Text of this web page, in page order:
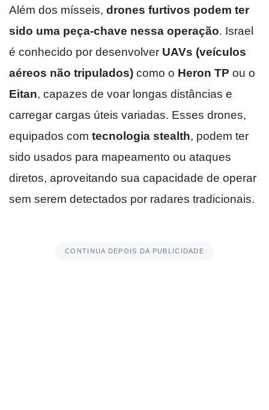
Além dos mísseis, drones furtivos podem ter
sido uma peça-chave nessa operação. Israel
é conhecido por desenvolver UAVs (veículos
aéreos não tripulados) como o Heron TP ou o
Eitan, capazes de voar longas distâncias e
carregar cargas úteis variadas. Esses drones,
equipados com tecnologia stealth, podem ter
sido usados para mapeamento ou ataques
diretos, aproveitando sua capacidade de operar
sem serem detectados por radares tradicionais.
CONTINUA DEPOIS DA PUBLICIDADE